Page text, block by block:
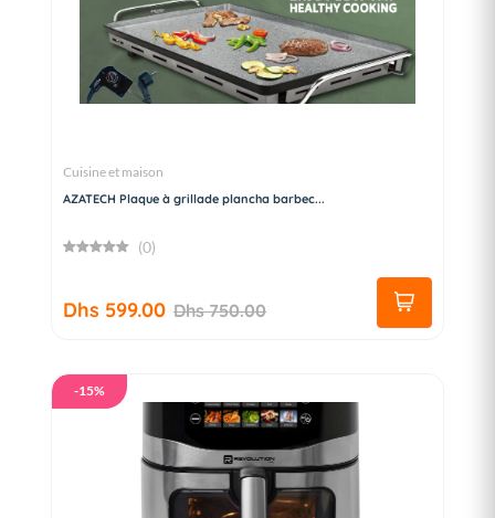
Cuisine et maison
AZATECH Plaque à grillade plancha barbec...
(0)
Dhs 599.00 Dhs 750.00
-15%